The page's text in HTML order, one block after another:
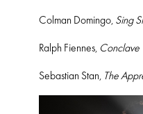
Colman Domingo, Sing
Ralph Fiennes, Conclave
Sebastian Stan, The